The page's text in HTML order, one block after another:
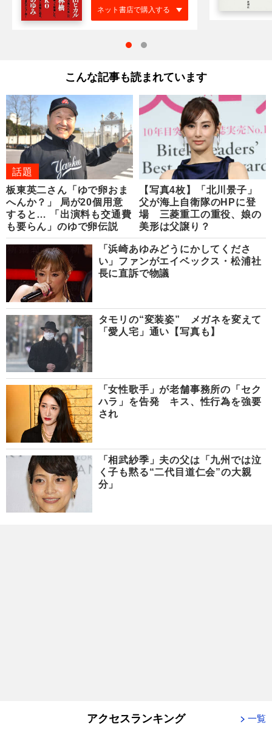
ネット書店で購入する
こんな記事も読まれています
話題
板東英二さん「ゆで卵おま
へんか？」 局が20個用意
すると… 「出演料も交通費
も要らん」のゆで卵伝説
【写真4枚】「北川景子」
父が海上自衛隊のHPに登
場 三菱重工の重役、娘の
美形は父譲り？
「浜崎あゆみどうにかしてくださ
い」ファンがエイベックス・松浦社
長に直訴で物議
タモリの“変装姿” メガネを変えて
「愛人宅」通い【写真も】
「女性歌手」が老舗事務所の「セク
ハラ」を告発 キス、性行為を強要
され
「相武紗季」夫の父は「九州では泣
く子も黙る“二代目道仁会”の大親
分」
アクセスランキング 一覧